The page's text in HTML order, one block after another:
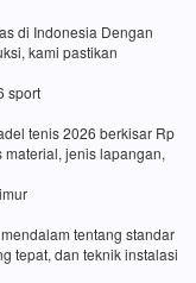
di Indonesia Dengan
kami pastikan
sport
tenis 2026 berkisar Rp
jenis lapangan,
tentang standar
tepat, dan teknik instalasi